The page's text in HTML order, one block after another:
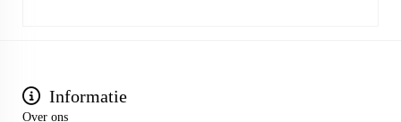
Informatie
Over ons